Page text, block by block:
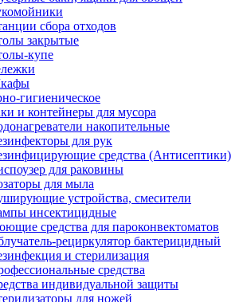
сбора отходов
закрытые
купе
гигиеническое
и контейнеры для мусора
накопительные
для рук
средства (Антисептики)
для раковины
для мыла
устройства, смесители
инсектицидные
средства для пароконвектоматов
рециркулятор бактерицидный
и стерилизация
средства
индивидуальной защиты
для ножей